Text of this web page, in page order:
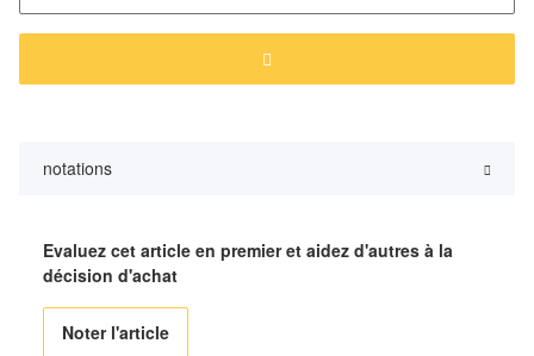
notations
Evaluez cet article en premier et aidez d'autres à la
décision d'achat
Noter l'article